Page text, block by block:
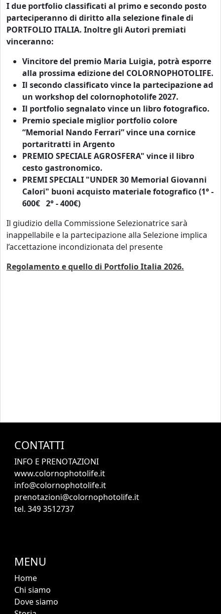
I due portfolio classificati al primo e secondo posto
parteciperanno di diritto alla selezione finale di
PORTFOLIO ITALIA. Inoltre gli Autori premiati
vinceranno:
Vincitore del premio Maria Luigia, potrà esporre
alla prossima edizione del COLORNOPHOTOLIFE.
Il secondo classificato vince la partecipazione ad
un workshop del colornophotolife 2027.
Il portfolio segnalato vince un libro fotografico.
Premio speciale miglior portfolio colore
“Memorial Nando Ferrari” vince una cornice
portaritratti in Argento
PREMIO SPECIALE AGROSFERA" vince il libro
cesto gastronomico.
PREMI SPECIALI "UNDER 30 Memorial Giovanni
Calori" buoni acquisto materiale fotografico (1° -
600€ 2° - 400€)
Il giudizio della Commissione Selezionatrice sarà
inappellabile e la partecipazione alla Selezione implica
l’accettazione incondizionata del presente
Regolamento e quello di Portfolio Italia 2026.
CONTATTI
INFO E PRENOTAZIONI
www.colornophotolife.it
info@colornophotolife.it
prenotazioni@colornophotolife.it
tel. 349 3512737
MENU
Home
Chi siamo
Dove siamo